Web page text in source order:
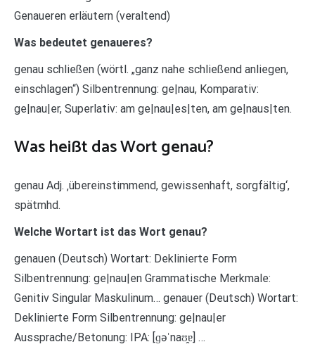
Genaueren erläutern (veraltend)
Was bedeutet genaueres?
genau schließen (wörtl. „ganz nahe schließend anliegen,
einschlagen“) Silbentrennung: ge|nau, Komparativ:
ge|nau|er, Superlativ: am ge|nau|es|ten, am ge|naus|ten.
Was heißt das Wort genau?
genau Adj. ‚übereinstimmend, gewissenhaft, sorgfältig‘,
spätmhd.
Welche Wortart ist das Wort genau?
genauen (Deutsch) Wortart: Deklinierte Form
Silbentrennung: ge|nau|en Grammatische Merkmale:
Genitiv Singular Maskulinum… genauer (Deutsch) Wortart:
Deklinierte Form Silbentrennung: ge|nau|er
Aussprache/Betonung: IPA: [ɡəˈnaʊ̯ɐ] …